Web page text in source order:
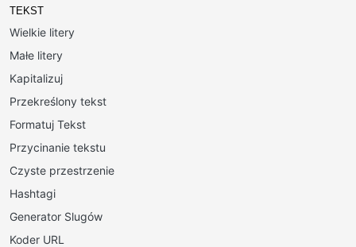
TEKST
Wielkie litery
Małe litery
Kapitalizuj
Przekreślony tekst
Formatuj Tekst
Przycinanie tekstu
Czyste przestrzenie
Hashtagi
Generator Slugów
Koder URL